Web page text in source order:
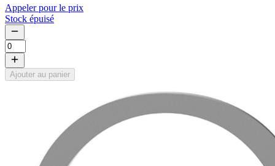
Appeler pour le prix
Stock épuisé
Ajouter au panier